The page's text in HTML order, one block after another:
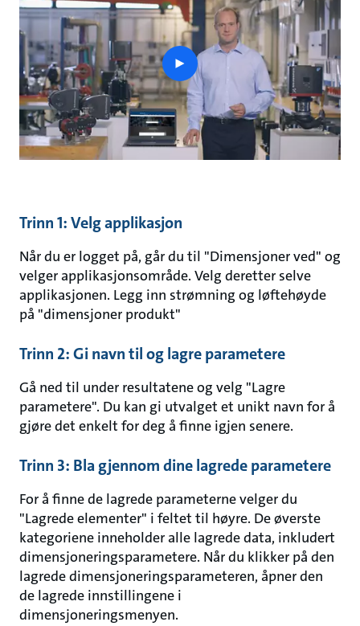
play
button
Trinn 1: Velg applikasjon
Når du er logget på, går du til "Dimensjoner ved" og
velger applikasjonsområde. Velg deretter selve
applikasjonen. Legg inn strømning og løftehøyde
på "dimensjoner produkt"
Trinn 2: Gi navn til og lagre parametere
Gå ned til under resultatene og velg "Lagre
parametere". Du kan gi utvalget et unikt navn for å
gjøre det enkelt for deg å finne igjen senere.
Trinn 3: Bla gjennom dine lagrede parametere
For å finne de lagrede parameterne velger du
"Lagrede elementer" i feltet til høyre. De øverste
kategoriene inneholder alle lagrede data, inkludert
dimensjoneringsparametere. Når du klikker på den
lagrede dimensjoneringsparameteren, åpner den
de lagrede innstillingene i
dimensjoneringsmenyen.